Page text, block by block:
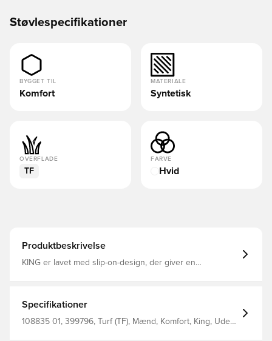
Støvlespecifikationer
BYGGET TIL
Komfort
MATERIALE
Syntetisk
OVERFLADE
TF
FARVE
Hvid
Produktbeskrivelse
KING er lavet med slip-on-design, der giver en
og syntetisk overmateriale Lavprofilet multibesat gummi
ydersål Lavskåret slip-on konstruktion sikrer en
behagelig pasform Dette er en sko med en TF ydersål,
Specifikationer
108835 01, 399796, Turf (TF), Mænd, Komfort, King, Uden